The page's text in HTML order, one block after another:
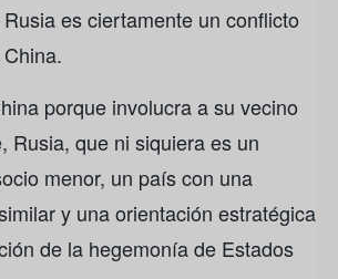
es ciertamente un conflicto
porque involucra a su vecino
Rusia, que ni siquiera es un
menor, un país con una
y una orientación estratégica
de la hegemonía de Estados